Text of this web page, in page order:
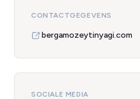
CONTACTGEGEVENS
bergamozeytinyagi.com
SOCIALE MEDIA